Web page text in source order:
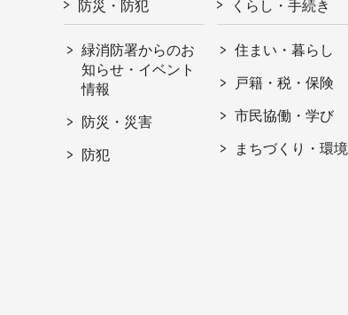
防災・防犯
緑消防署からのお
知らせ・イベント
情報
防災・災害
防犯
くらし・手続き
住まい・暮らし
戸籍・税・保険
市民協働・学び
まちづくり・環境